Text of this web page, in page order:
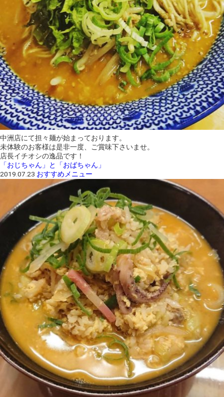
中洲店にて担々麺が始まっております。
未体験のお客様は是非一度、ご賞味下さいませ。
店長イチオシの逸品です！
「おじちゃん」と「おばちゃん」
2019.07.23 おすすめメニュー